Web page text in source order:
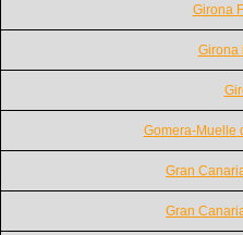
Girona
Girona
Gomera-Muelle
Gran
Gran